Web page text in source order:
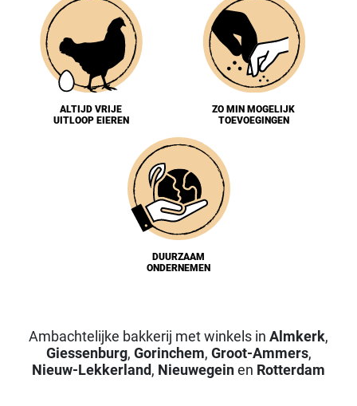
ALTIJD VRIJE
UITLOOP EIEREN
ZO MIN MOGELIJK
TOEVOEGINGEN
DUURZAAM
ONDERNEMEN
Ambachtelijke bakkerij met winkels in Almkerk,
Giessenburg, Gorinchem, Groot-Ammers,
Nieuw-Lekkerland, Nieuwegeinen Rotterdam